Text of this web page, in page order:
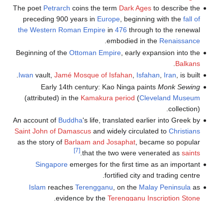
The poet Petrarch coins the term Dark Agesto describe the
preceding 900 years in Europe, beginning with the fall of
the Western Roman Empirein 476 through to the renewal
embodied in the Renaissance
.
Beginning of the Ottoman Empire, early expansion into the
Balkans
Iwan vault, Jamé Mosque of Isfahan, Isfahan, Iran, is built.
Early 14th century: Kao Ninga paints Monk Sewing
(attributed) in the Kamakura period (Cleveland Museum
collection).
An account of Buddha's life, translated earlier into Greek by
Saint John of Damascusand widely circulated to Christians
as the story of Barlaam and Josaphat, became so popular
that the two were venerated as saints
.
[7]
Singaporeemerges for the first time as an important
fortified city and trading centre.
Islam reaches Terengganu , on the Malay Peninsula as
evidence by the Terengganu Inscription Stone